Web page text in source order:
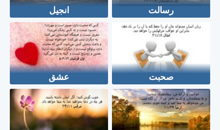
رسالت انجیل
صحبت عشق